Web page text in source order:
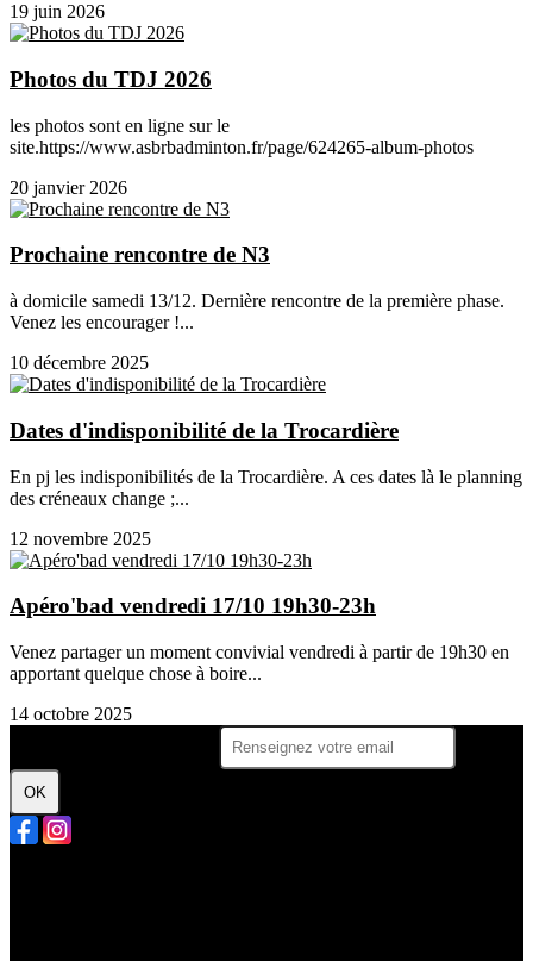
19 juin 2026
Photos du TDJ 2026
les photos sont en ligne sur le
site.https://www.asbrbadminton.fr/page/624265-album-photos
20 janvier 2026
Prochaine rencontre de N3
à domicile samedi 13/12. Dernière rencontre de la première phase.
Venez les encourager !...
10 décembre 2025
Dates d'indisponibilité de la Trocardière
En pj les indisponibilités de la Trocardière. A ces dates là le planning
des créneaux change ;...
12 novembre 2025
Apéro'bad vendredi 17/10 19h30-23h
Venez partager un moment convivial vendredi à partir de 19h30 en
apportant quelque chose à boire...
14 octobre 2025
OK